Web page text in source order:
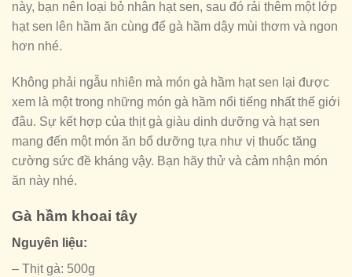
này, bạn nên loại bỏ nhân hạt sen, sau đó rải thêm một lớp
hạt sen lên hầm ăn cùng để gà hầm dậy mùi thơm và ngon
hơn nhé.
Không phải ngẫu nhiên mà món gà hầm hạt sen lại được
xem là một trong những món gà hầm nổi tiếng nhất thế giới
đâu. Sự kết hợp của thịt gà giàu dinh dưỡng và hạt sen
mang đến một món ăn bổ dưỡng tựa như vị thuốc tăng
cường sức đề kháng vậy. Bạn hãy thử và cảm nhận món
ăn này nhé.
Gà hầm khoai tây
Nguyên liệu:
– Thịt gà: 500g